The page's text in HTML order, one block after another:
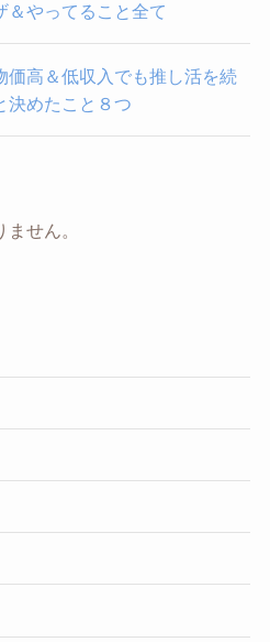
＆やってること全て
価高＆低収入でも推し活を続
決めたこと８つ
せん。